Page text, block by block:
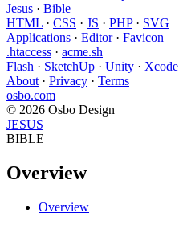
Jesus · Bible
HTML · CSS · JS · PHP· SVG
Applications · Editor· Favicon
.htaccess · acme.sh
Flash · SketchUp · Unity · Xcode
About · Privacy · Terms
osbo.com
© 2026 Osbo Design
JESUS
BIBLE
Overview
Overview